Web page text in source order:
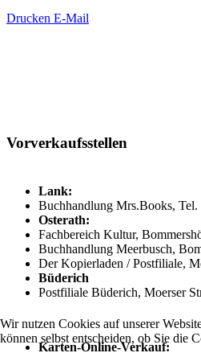
Drucken E-Mail
Vorverkaufsstellen
Lank:
Buchhandlung Mrs.Books, Tel.
Osterath:
Fachbereich Kultur,
Buchhandlung Meerbusch,
Der Kopierladen / Postfiliale,
Büderich
Postfiliale Büderich, Moerser
Karten-Online-Verkauf:
Wir nutzen Cookies auf unserer
können selbst entscheiden, ob Sie die